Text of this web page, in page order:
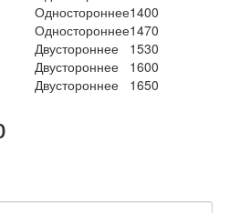
Одностороннее1400
Одностороннее1470
Двустороннее
1530
Двустороннее
1600
Двустороннее 1650